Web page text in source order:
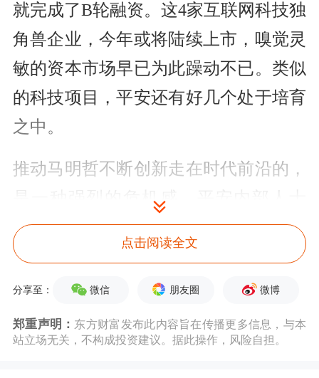
就完成了B轮融资。这4家互联网科技独
角兽企业，今年或将陆续上市，嗅觉灵
敏的资本市场早已为此躁动不已。类似
的科技项目，平安还有好几个处于培育
之中。
推动马明哲不断创新走在时代前沿的，
是一种强烈的危机感。平安内部人士
称：“他每天工作十多个小时，如一台
永不知疲倦的机器。他对新的科技工具
特别敏感，总是率先买来使用和了
解。”他身上烙着深圳效率与蛇口精
神。平安也因此实现了科技创新的跳
点击阅读全文
分享至： 微信 朋友圈 微博
郑重声明： 东方财富发布此内容旨在传播更多信息，与本
站立场无关，不构成投资建议。据此操作，风险自担。